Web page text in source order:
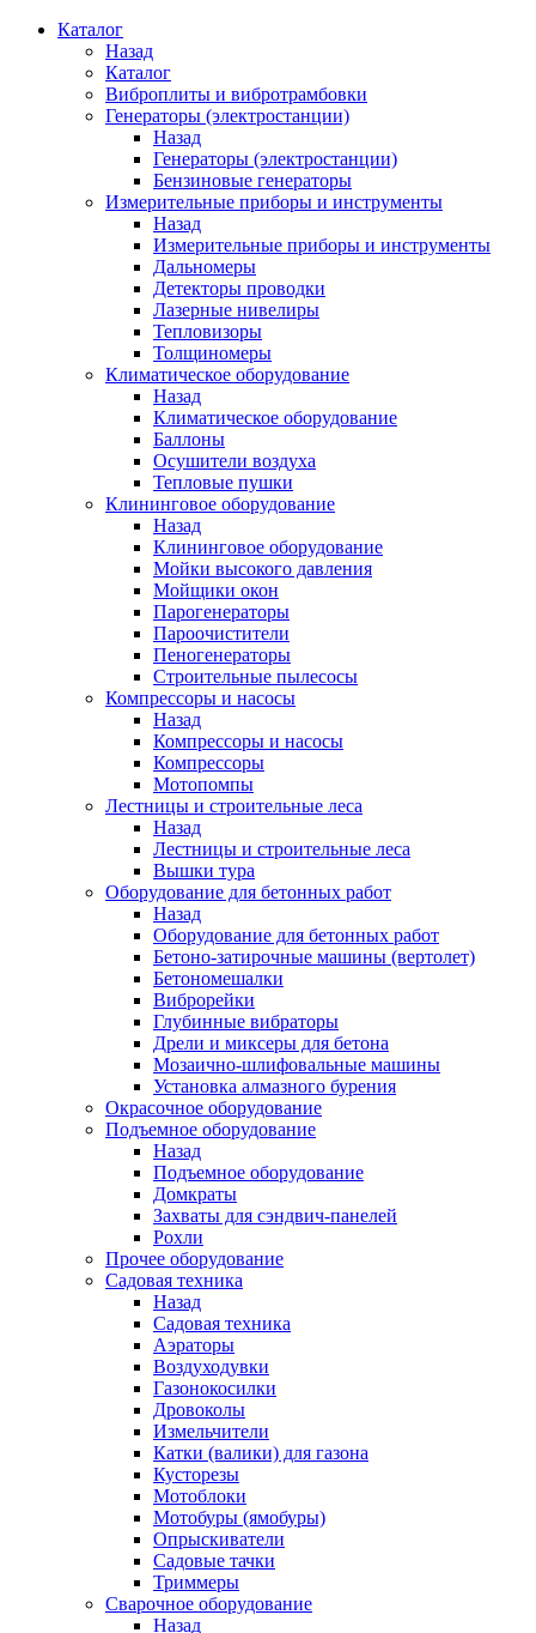
Каталог
Назад
Каталог
Виброплиты и вибротрамбовки
Генераторы (электростанции)
Назад
Генераторы (электростанции)
Бензиновые генераторы
Измерительные приборы и инструменты
Назад
Измерительные приборы и инструменты
Дальномеры
Детекторы проводки
Лазерные нивелиры
Тепловизоры
Толщиномеры
Климатическое оборудование
Назад
Климатическое оборудование
Баллоны
Осушители воздуха
Тепловые пушки
Клининговое оборудование
Назад
Клининговое оборудование
Мойки высокого давления
Мойщики окон
Парогенераторы
Пароочистители
Пеногенераторы
Строительные пылесосы
Компрессоры и насосы
Назад
Компрессоры и насосы
Компрессоры
Мотопомпы
Лестницы и строительные леса
Назад
Лестницы и строительные леса
Вышки тура
Оборудование для бетонных работ
Назад
Оборудование для бетонных работ
Бетоно-затирочные машины (вертолет)
Бетономешалки
Виброрейки
Глубинные вибраторы
Дрели и миксеры для бетона
Мозаично-шлифовальные машины
Установка алмазного бурения
Окрасочное оборудование
Подъемное оборудование
Назад
Подъемное оборудование
Домкраты
Захваты для сэндвич-панелей
Рохли
Прочее оборудование
Садовая техника
Назад
Садовая техника
Аэраторы
Воздуходувки
Газонокосилки
Дровоколы
Измельчители
Катки (валики) для газона
Кусторезы
Мотоблоки
Мотобуры (ямобуры)
Опрыскиватели
Садовые тачки
Триммеры
Сварочное оборудование
Назад